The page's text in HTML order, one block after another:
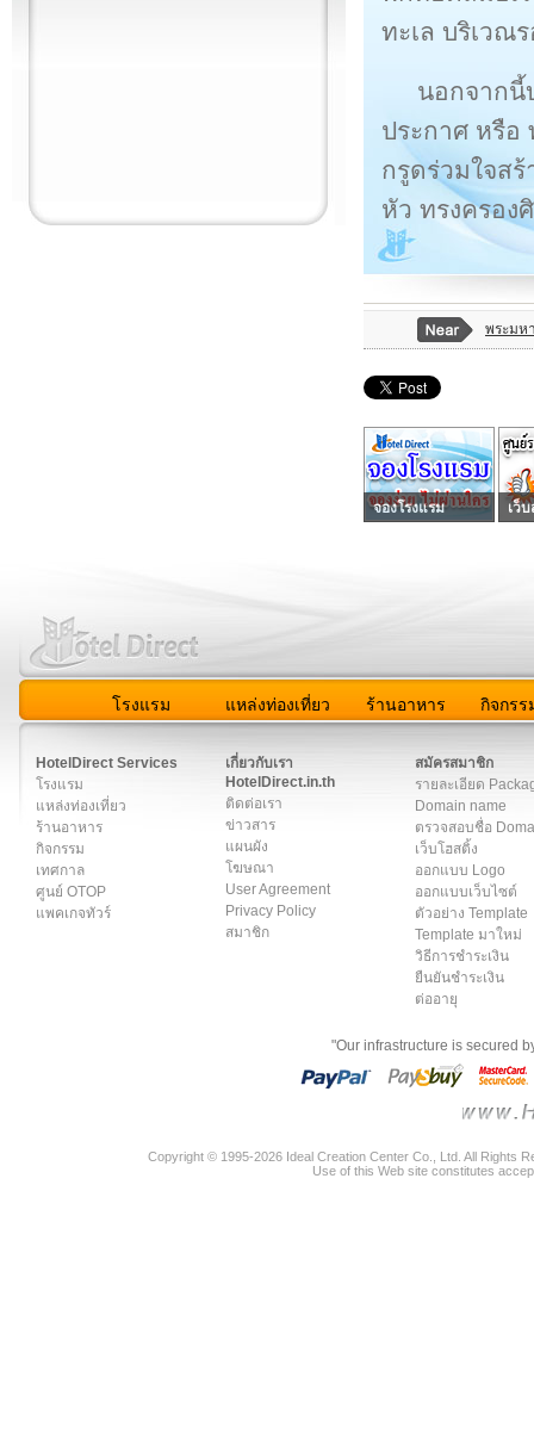
ทะเล บริเวณ
นอกจากนี้
ประกาศ หรือ
กรูดร่วมใจสร้
หัว ทรงครอง
พระมห
จองโรงแรม เว็
โรงแรม แหล่งท่องเที่ยว ร้านอาหาร กิจกรร
HotelDirect Services
โรงแรม
แหล่งท่องเที่ยว
ร้านอาหาร
กิจกรรม
เทศกาล
ศูนย์ OTOP
แพคเกจทัวร์
เกี่ยวกับเรา
HotelDirect.in.th
ติดต่อเรา
ข่าวสาร
แผนผัง
โฆษณา
User Agreement
Privacy Policy
สมาชิก
สมัครสมาชิก
รายละเอียด
Domain name
ตรวจสอบชื่อ
เว็บโฮสติ้ง
ออกแบบ Logo
ออกแบบเว็บไซต์
ตัวอย่าง Template
Template มาใหม่
วิธีการชำระเงิน
ยืนยันชำระเงิน
ต่ออายุ
"Our infrastructure is secured
Copyright © 1995-2026 Ideal Creation Center Co., Ltd. All Rights
Use of this Web site constitutes